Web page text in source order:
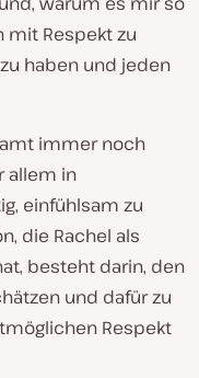
mit Respekt zu
haben und jeden
immer noch
allem in
einfühlsam zu
die Rachel als
besteht darin, den
und dafür zu
Respekt